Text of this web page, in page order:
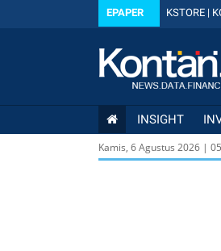
EPAPER KSTORE |
INSIGHT
Kamis, 6 Agustus 2026 | 05